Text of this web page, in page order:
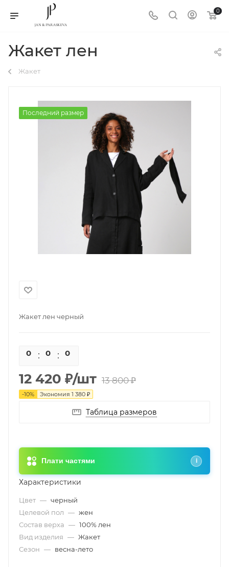
0
Жакет лен
Жакет
Последний размер
Жакет лен черный
0 0 0
12 420 ₽/шт 13 800₽
-10% Экономия 1 380 ₽
Таблица размеров
Плати частями i
Характеристики
Цвет — черный
Целевой пол — жен
Состав верха — 100% лен
Вид изделия — Жакет
Сезон — весна-лето